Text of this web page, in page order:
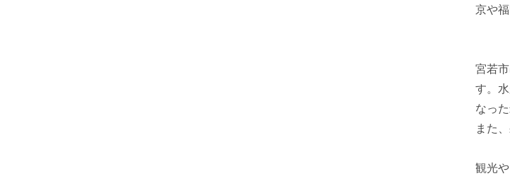
京や
宮若
す。
なっ
また
観光